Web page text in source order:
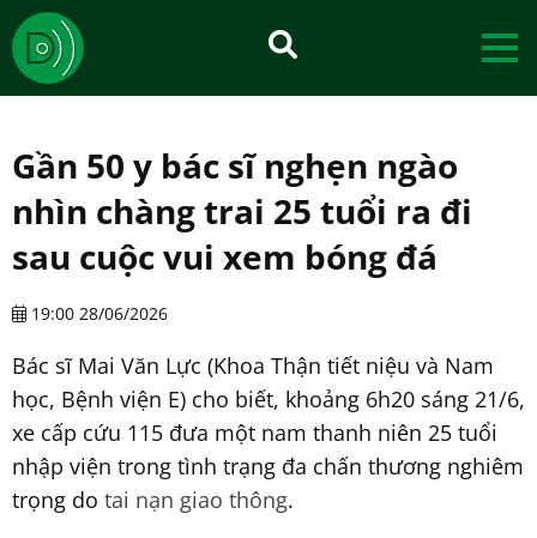
Gần 50 y bác sĩ nghẹn ngào
nhìn chàng trai 25 tuổi ra đi
sau cuộc vui xem bóng đá
19:00 28/06/2026
Bác sĩ Mai Văn Lực (Khoa Thận tiết niệu và Nam
học, Bệnh viện E) cho biết, khoảng 6h20 sáng 21/6,
xe cấp cứu 115 đưa một nam thanh niên 25 tuổi
nhập viện trong tình trạng đa chấn thương nghiêm
trọng do tai nạn giao thông.